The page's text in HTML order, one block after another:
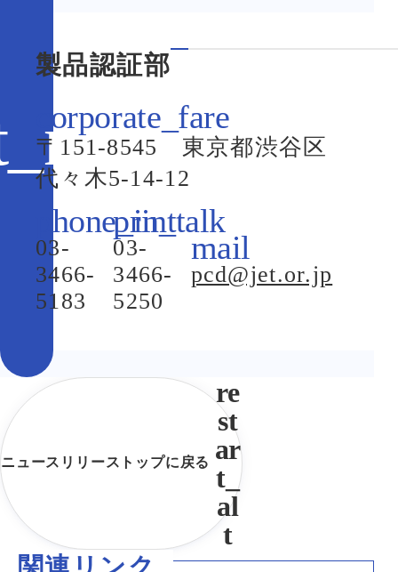
製品認証部
〒151-8545 東京都渋谷区
代々木5-14-12
03-
3466-
5183
03-
3466-
5250
pcd@jet.or.jp
ニュースリリーストップに戻る
関連リンク